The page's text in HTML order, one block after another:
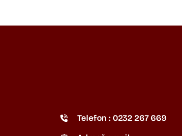
Telefon : 0232 267 669